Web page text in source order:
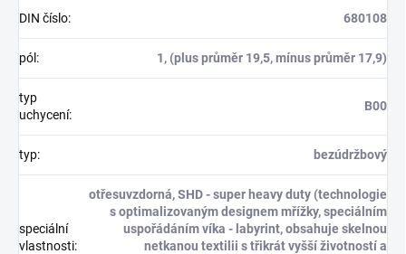
DIN číslo: 680108
pól: 1, (plus průměr 19,5, mínus průměr 17,9)
typ
uchycení:
B00
typ: bezúdržbový
speciální
vlastnosti:
otřesuvzdorná, SHD - super heavy duty (technologie
s optimalizovaným designem mřížky, speciálním
uspořádáním víka - labyrint, obsahuje skelnou
netkanou textilii s třikrát vyšší životností a